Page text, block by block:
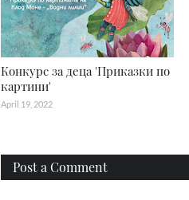
Конкурс за деца 'Приказки по
картини'
April 19, 2022
Post a Comment